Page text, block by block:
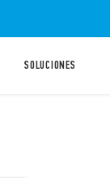
SOLUCIONES